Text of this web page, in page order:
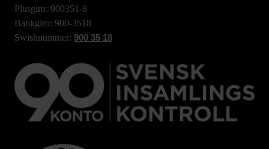
Plusgiro: 900351-8
Bankgiro: 900-3518
Swishnummer: 900 35 18